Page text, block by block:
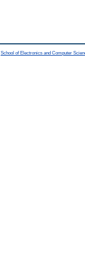
School of Electronics and Computer